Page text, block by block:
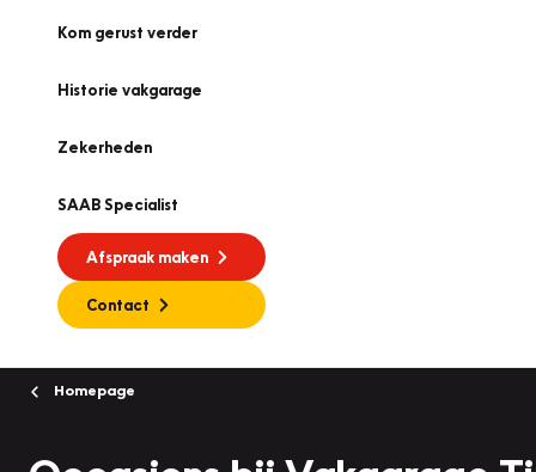
Kom gerust verder
Historie vakgarage
Zekerheden
SAAB Specialist
Afspraak maken
Contact
Homepage